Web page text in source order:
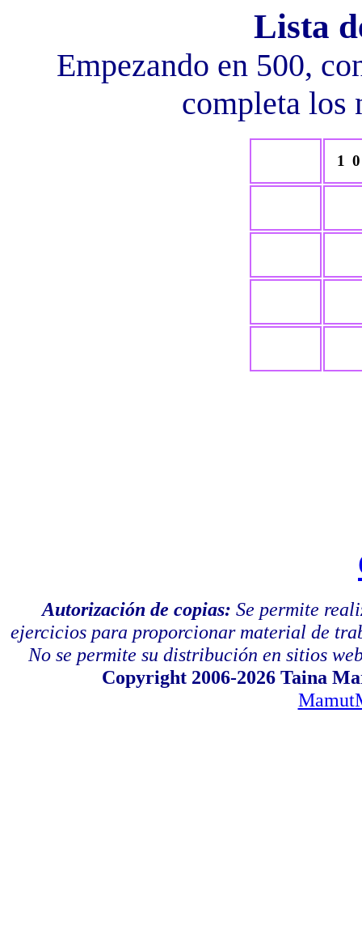
Lista
Empezando en 500,
completa los
1
Autorización de copias: Se permite
ejercicios para proporcionar material de
No se permite su distribución en sitios
Copyright 2006-2026 Taina